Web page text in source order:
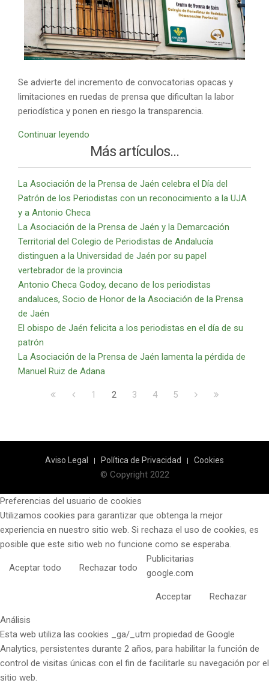
Se advierte del incremento de convocatorias opacas y
limitaciones en ruedas de prensa que dificultan la labor
periodística y ponen en riesgo la transparencia.
Continuar leyendo
Más artículos...
La Asociación de la Prensa de Jaén celebra el Día del
Patrón de los Periodistas con un reconocimiento a la UJA
y a Antonio Checa
La Asociación de la Prensa de Jaén y la Demarcación
Territorial del Colegio de Periodistas de Andalucía
distinguen a la Universidad de Jaén por su papel
vertebrador de la provincia
Antonio Checa Godoy, decano de los periodistas
andaluces, Socio de Honor de la Asociación de la Prensa
de Jaén
El obispo de Jaén felicita a los periodistas en el día de su
patrón
La Asociación de la Prensa de Jaén lamenta la pérdida de
Manuel Ruiz de Adana
1 2 3 4 5
Aviso Legal Política de Privacidad Cookies
© Copyright 2022
Preferencias del usuario de cookies
Utilizamos cookies para garantizar que obtenga la mejor
experiencia en nuestro sitio web. Si rechaza el uso de cookies, es
posible que este sitio web no funcione como se esperaba.
Aceptar todo Rechazar todo
Publicitarias
google.com
Acceptar Rechazar
Análisis
Esta web utiliza las cookies _ga/_utm propiedad de Google
Analytics, persistentes durante 2 años, para habilitar la función de
control de visitas únicas con el fin de facilitarle su navegación por el
sitio web.